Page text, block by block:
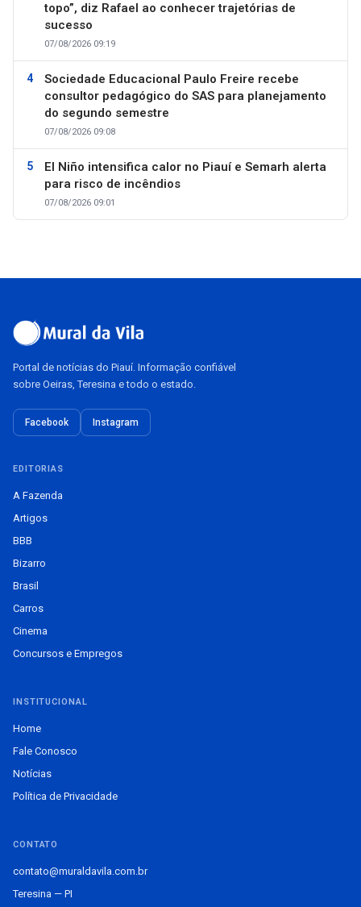
topo”, diz Rafael ao conhecer trajetórias de
sucesso
07/08/2026 09:19
Sociedade Educacional Paulo Freire recebe
consultor pedagógico do SAS para planejamento
do segundo semestre
07/08/2026 09:08
El Niño intensifica calor no Piauí e Semarh alerta
para risco de incêndios
07/08/2026 09:01
Portal de notícias do Piauí. Informação confiável
sobre Oeiras, Teresina e todo o estado.
Facebook Instagram
EDITORIAS
A Fazenda
Artigos
BBB
Bizarro
Brasil
Carros
Cinema
Concursos e Empregos
INSTITUCIONAL
Home
Fale Conosco
Notícias
Política de Privacidade
CONTATO
contato@muraldavila.com.br
Teresina — PI